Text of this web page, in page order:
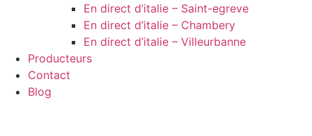
En direct d’italie – Saint-egreve
En direct d’italie – Chambery
En direct d’italie – Villeurbanne
Producteurs
Contact
Blog